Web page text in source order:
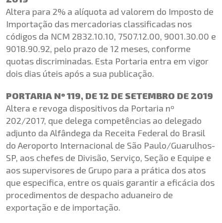
Altera para 2% a alíquota ad valorem do Imposto de
Importação das mercadorias classificadas nos
códigos da NCM 2832.10.10, 7507.12.00, 9001.30.00 e
9018.90.92, pelo prazo de 12 meses, conforme
quotas discriminadas. Esta Portaria entra em vigor
dois dias úteis após a sua publicação.
PORTARIA Nº 119, DE 12 DE SETEMBRO DE 2019
Altera e revoga dispositivos da Portaria nº
202/2017, que delega competências ao delegado
adjunto da Alfândega da Receita Federal do Brasil
do Aeroporto Internacional de São Paulo/Guarulhos-
SP, aos chefes de Divisão, Serviço, Seção e Equipe e
aos supervisores de Grupo para a prática dos atos
que especifica, entre os quais garantir a eficácia dos
procedimentos de despacho aduaneiro de
exportação e de importação.